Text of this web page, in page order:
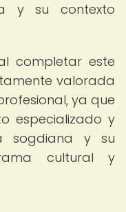
y su contexto
completar este
valorada
ya que
especializado y
sogdiana y su
cultural y